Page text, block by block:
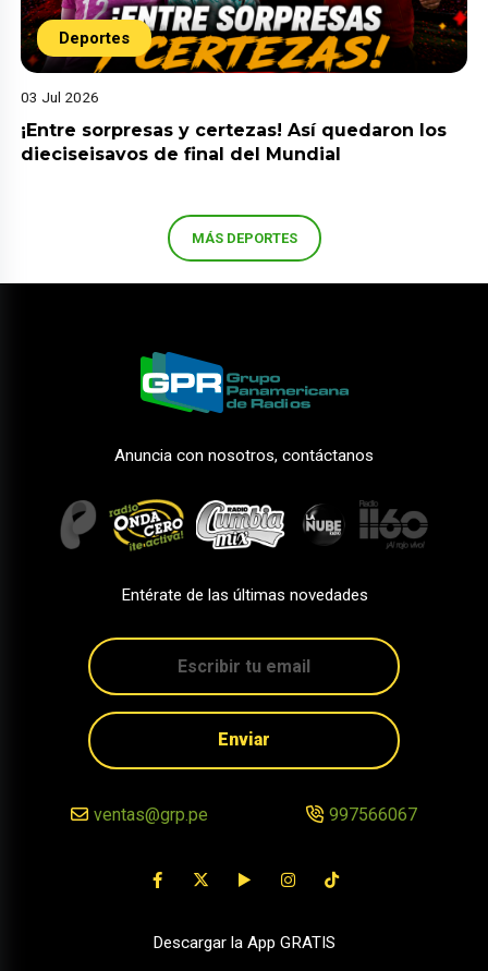
Deportes
03 Jul 2026
¡Entre sorpresas y certezas! Así quedaron los
dieciseisavos de final del Mundial
MÁS DEPORTES
Anuncia con nosotros, contáctanos
Entérate de las últimas novedades
Enviar
ventas@grp.pe 997566067
Descargar la App GRATIS